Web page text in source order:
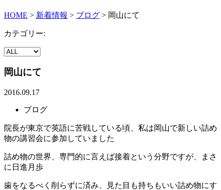
HOME > 新着情報 > ブログ > 岡山にて
カテゴリー:
岡山にて
2016.09.17
ブログ
院長が東京で英語に苦戦している頃、私は岡山で新しい詰め
物の講習会に参加していました
詰め物の世界、専門的に言えば接着という分野ですが、まさ
に日進月歩
歯をなるべく削らずに済み、見た目も持ちもいい詰め物にす